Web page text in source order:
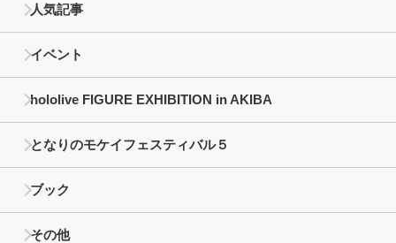
人気記事
イベント
hololive FIGURE EXHIBITION in AKIBA
となりのモケイフェスティバル５
ブック
その他